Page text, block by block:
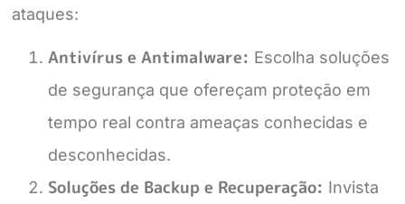
ataques:
Antivírus e Antimalware: Escolha soluções
de segurança que ofereçam proteção em
tempo real contra ameaças conhecidas e
desconhecidas.
Soluções de Backup e Recuperação: Invista